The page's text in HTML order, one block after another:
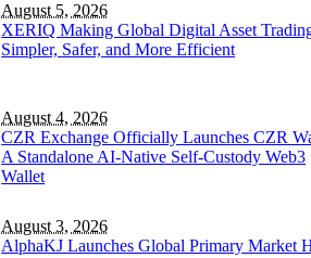
August 5, 2026
XERIQ Making Global Digital Asset
Simpler, Safer, and More Efficient
August 4, 2026
CZR Exchange Officially Launches CZR
A Standalone AI-Native Self-Custody Web3
Wallet
August 3, 2026
AlphaKJ Launches Global Primary Market